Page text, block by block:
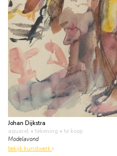
Johan Dijkstra
aquarel • tekening • te koop
Modelavond
bekijk kunstwerk